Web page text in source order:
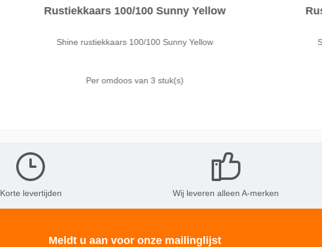
Rustiekkaars 100/100 Sunny Yellow
Shine rustiekkaars 100/100 Sunny Yellow
Per omdoos van3 stuk(s)
Korte levertijden Wij leveren alleen A-merken
Meldt u aan voor onze mailinglijst